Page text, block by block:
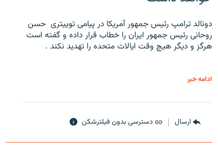
دونالد ترامپ رئیس جمهور آمریکا در پیامی توییتری ‌ حسن
روحانی رئیس جمهور ایران را خطاب قرار داده و گفته است
هرگز و دیگر هیچ وقت ایالات متحده را تهدید نکند .
ادامه خبر
ارسال دسترسی بدون فیلترشکن